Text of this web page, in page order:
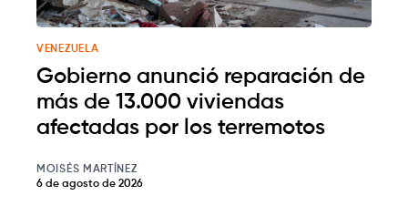
VENEZUELA
Gobierno anunció reparación de
más de 13.000 viviendas
afectadas por los terremotos
MOISÉS MARTÍNEZ
6 de agosto de 2026